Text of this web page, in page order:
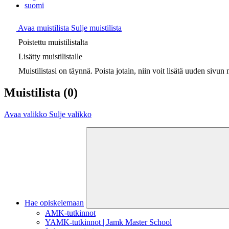
suomi
Avaa muistilista Sulje muistilista
Poistettu muistilistalta
Lisätty muistilistalle
Muistilistasi on täynnä. Poista jotain, niin voit lisätä uuden sivun
Muistilista (0)
Avaa valikko Sulje valikko
Hae opiskelemaan
AMK-tutkinnot
YAMK-tutkinnot | Jamk Master School